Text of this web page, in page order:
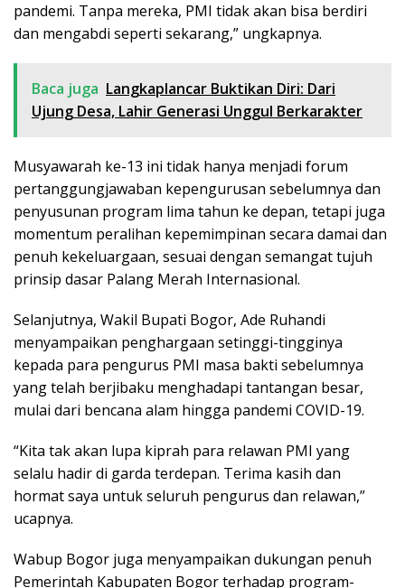
pandemi. Tanpa mereka, PMI tidak akan bisa berdiri
dan mengabdi seperti sekarang,” ungkapnya.
Baca juga Langkaplancar Buktikan Diri: Dari
Ujung Desa, Lahir Generasi Unggul Berkarakter
Musyawarah ke-13 ini tidak hanya menjadi forum
pertanggungjawaban kepengurusan sebelumnya dan
penyusunan program lima tahun ke depan, tetapi juga
momentum peralihan kepemimpinan secara damai dan
penuh kekeluargaan, sesuai dengan semangat tujuh
prinsip dasar Palang Merah Internasional.
Selanjutnya, Wakil Bupati Bogor, Ade Ruhandi
menyampaikan penghargaan setinggi-tingginya
kepada para pengurus PMI masa bakti sebelumnya
yang telah berjibaku menghadapi tantangan besar,
mulai dari bencana alam hingga pandemi COVID-19.
“Kita tak akan lupa kiprah para relawan PMI yang
selalu hadir di garda terdepan. Terima kasih dan
hormat saya untuk seluruh pengurus dan relawan,”
ucapnya.
Wabup Bogor juga menyampaikan dukungan penuh
Pemerintah Kabupaten Bogor terhadap program-